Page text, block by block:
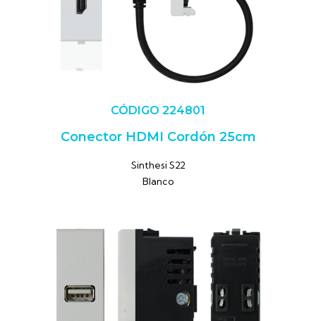
CÓDIGO 224801
Conector HDMI Cordón 25cm
Sinthesi S22
Blanco